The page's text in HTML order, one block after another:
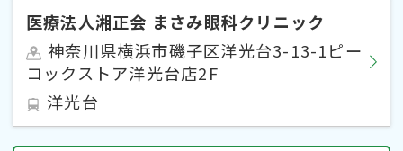
医療法人湘正会 まさみ眼科クリニック
神奈川県横浜市磯子区洋光台3-13-1ピー
コックストア洋光台店2F
洋光台